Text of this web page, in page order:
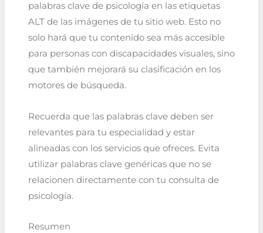
palabras clave de psicología en las etiquetas
ALT de las imágenes de tu sitio web. Esto no
solo hará que tu contenido sea más accesible
para personas con discapacidades visuales, sino
que también mejorará su clasificación en los
motores de búsqueda.
Recuerda que las palabras clave deben ser
relevantes para tu especialidad y estar
alineadas con los servicios que ofreces. Evita
utilizar palabras clave genéricas que no se
relacionen directamente con tu consulta de
psicología.
Resumen